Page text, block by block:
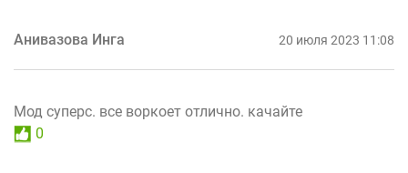
Анивазова Инга 20 июля 2023 11:08
Мод суперс. все воркоет отлично. качайте
0